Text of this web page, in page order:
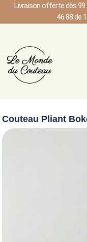
Livraison offerte dès 99
46 88 de
Couteau Pliant